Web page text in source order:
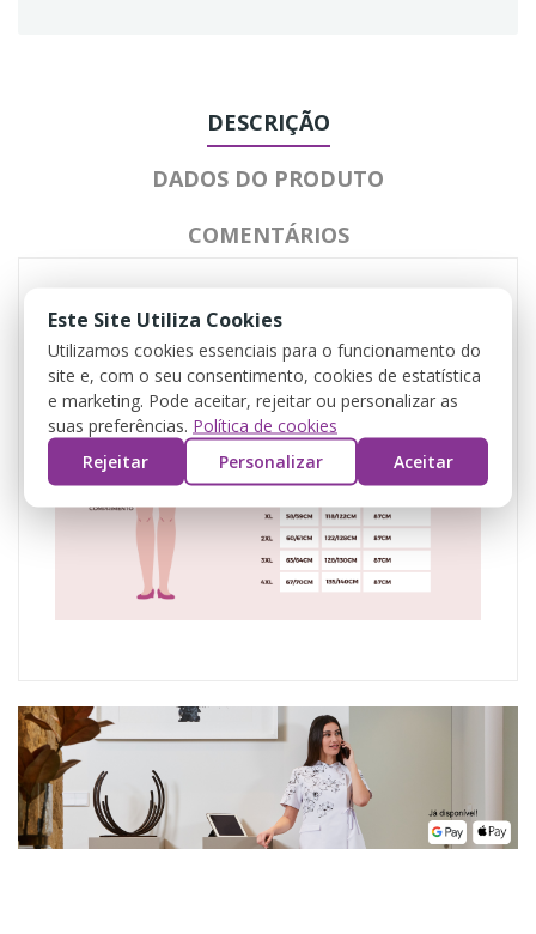
DESCRIÇÃO
DADOS DO PRODUTO
COMENTÁRIOS
Este Site Utiliza Cookies
Utilizamos cookies essenciais para o funcionamento do
site e, com o seu consentimento, cookies de estatística
e marketing. Pode aceitar, rejeitar ou personalizar as
suas preferências. Política de cookies
Rejeitar
Personalizar Aceitar